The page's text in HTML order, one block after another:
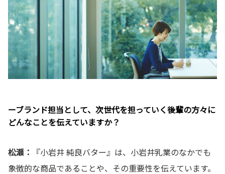
ーブランド担当として、次世代を担っていく後輩の方々に
どんなことを伝えていますか？
松瀬：
『小岩井 純良バター』は、小岩井乳業のなかでも
象徴的な商品であることや、その重要性を伝えています。